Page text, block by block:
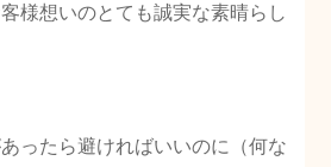
様想いのとても誠実な素晴らし
あったら避ければいいのに（何な